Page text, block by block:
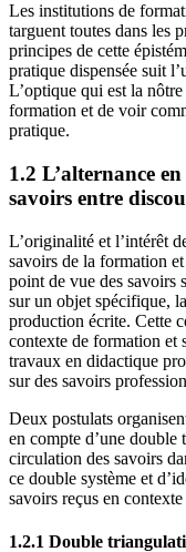
Les institutions de
targuent toutes dans les
principes de cette
pratique dispensée suit
L’optique qui est la
formation et de voir
pratique.
1.2 L’alternance
savoirs entre
L’originalité et l’intérêt
savoirs de la formation
point de vue des savoirs
sur un objet spécifique,
production écrite. Cette
contexte de formation et
travaux en didactique
sur des savoirs
Deux postulats
en compte d’une
circulation des savoirs
ce double système et
savoirs reçus en
1.2.1 Double